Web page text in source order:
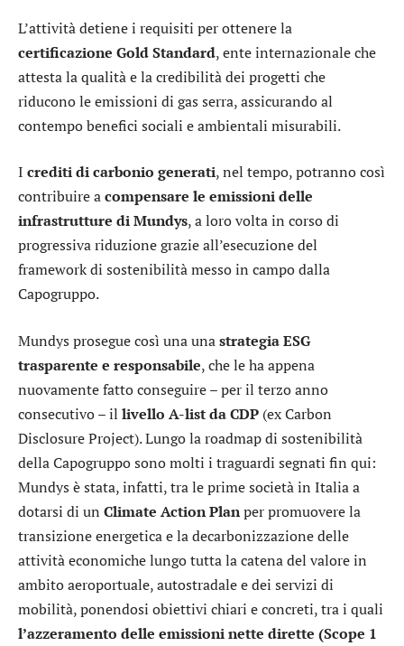
L’attività detiene i requisiti per ottenere la
certificazione Gold Standard, ente internazionale che
attesta la qualità e la credibilità dei progetti che
riducono le emissioni di gas serra, assicurando al
contempo benefici sociali e ambientali misurabili.
I crediti di carbonio generati, nel tempo, potranno così
contribuire acompensare le emissioni delle
infrastrutture di Mundys, a loro volta in corso di
progressiva riduzione grazie all’esecuzione del
framework di sostenibilità messo in campo dalla
Capogruppo.
Mundys prosegue così una unastrategia ESG
trasparente e responsabile, che le ha appena
nuovamente fatto conseguire – per il terzo anno
consecutivo – il livello A-list daCDP (ex Carbon
Disclosure Project). Lungo la roadmap di sostenibilità
della Capogruppo sono molti i traguardi segnati fin qui:
Mundys è stata, infatti, tra le prime società in Italia a
dotarsi di un Climate Action Planper promuovere la
transizione energetica e la decarbonizzazione delle
attività economiche lungo tutta la catena del valore in
ambito aeroportuale, autostradale e dei servizi di
mobilità, ponendosi obiettivi chiari e concreti, tra i quali
l’azzeramento delle emissioni nette dirette (Scope 1